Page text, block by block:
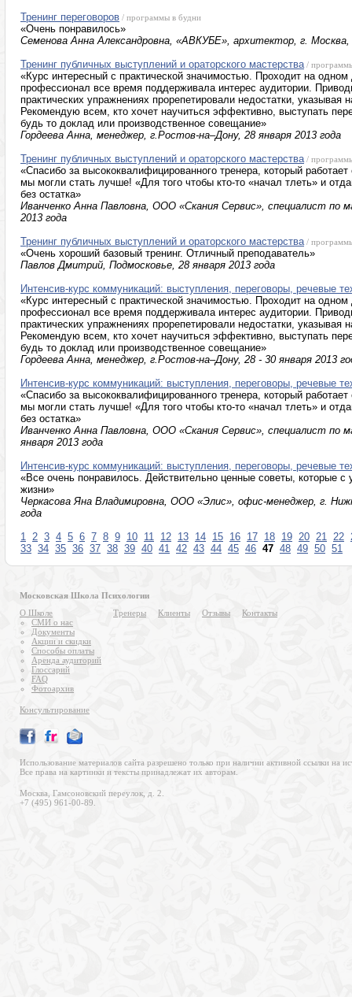
Тренинг переговоров / программы в будни
«Очень понравилось»
Семенова Анна Александровна, «АВКУБЕ», архитектор, г. Москва,
Тренинг публичных выступлений и ораторского мастерства /
«Курс интересный с практической значимостью. Проходит на
профессионал все время поддерживала интерес аудитории.
практических упражнениях прорепетировали недостатки,
Рекомендую всем, кто хочет научиться эффективно, выступать
будь то доклад или производственное совещание»
Гордеева Анна, менеджер, г.Ростов-на–Дону, 28 января 2013 года
Тренинг публичных выступлений и ораторского мастерства /
«Спасибо за высококвалифицированного тренера, который
мы могли стать лучше! «Для того чтобы кто-то «начал тлеть» и
без остатка»
Иванченко Анна Павловна, ООО «Скания Сервис», специалист по
2013 года
Тренинг публичных выступлений и ораторского мастерства /
«Очень хороший базовый тренинг. Отличный преподаватель»
Павлов Дмитрий, Подмосковье, 28 января 2013 года
Интенсив-курс коммуникаций: выступления, переговоры, речевые
«Курс интересный с практической значимостью. Проходит на
профессионал все время поддерживала интерес аудитории.
практических упражнениях прорепетировали недостатки,
Рекомендую всем, кто хочет научиться эффективно, выступать
будь то доклад или производственное совещание»
Гордеева Анна, менеджер, г.Ростов-на–Дону, 28 - 30 января 2013
Интенсив-курс коммуникаций: выступления, переговоры, речевые
«Спасибо за высококвалифицированного тренера, который
мы могли стать лучше! «Для того чтобы кто-то «начал тлеть» и
без остатка»
Иванченко Анна Павловна, ООО «Скания Сервис», специалист по
января 2013 года
Интенсив-курс коммуникаций: выступления, переговоры, речевые
«Все очень понравилось. Действительно ценные советы, которые
жизни»
Черкасова Яна Владимировна, ООО «Элис», офис-менеджер, г.
года
1 2 3 4 5 6 7 8 9 10 11 12 13 14 15 16 17 18 19 20 21 22
33 34 35 36 37 38 39 40 41 42 43 44 45 46 47 48 49 50 51
Московская Школа Психологии
О Школе
СМИ о нас
Документы
Акции и скидки
Способы оплаты
Аренда аудиторий
Глоссарий
FAQ
Фотоархив
Тренеры Клиенты Отзывы Контакты
Консультирование
Использование материалов сайта разрешено только при наличии активной ссылки на
Все права на картинки и тексты принадлежат их авторам.
Москва, Гамсоновский переулок, д. 2.
+7 (495) 961-00-89.